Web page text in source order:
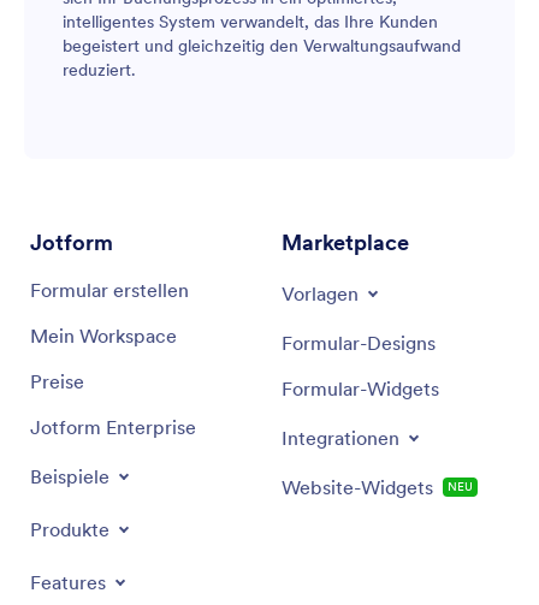
intelligentes System verwandelt, das Ihre Kunden
begeistert und gleichzeitig den Verwaltungsaufwand
reduziert.
Jotform
Formular erstellen
Mein Workspace
Preise
Jotform Enterprise
Beispiele
Produkte
Features
Marketplace
Vorlagen
Formular-Designs
Formular-Widgets
Integrationen
Website-Widgets NEU